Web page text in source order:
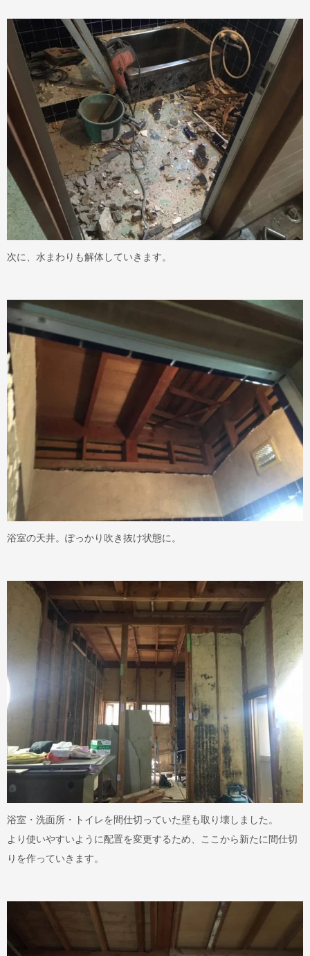
次に、水まわりも解体していきます。
浴室の天井。ぽっかり吹き抜け状態に。
浴室・洗面所・トイレを間仕切っていた壁も取り壊しました。
より使いやすいように配置を変更するため、ここから新たに間仕切
りを作っていきます。